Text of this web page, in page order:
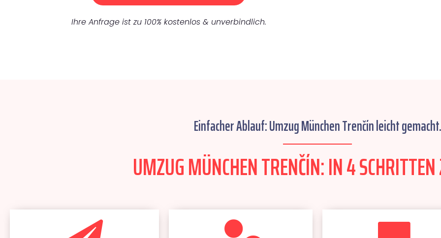
Ihre Anfrage ist zu 100% kostenlos & unverbindlich.
Einfacher Ablauf: Umzug München Trenčín leicht gemacht.
UMZUG MÜNCHEN TRENČÍN: IN 4